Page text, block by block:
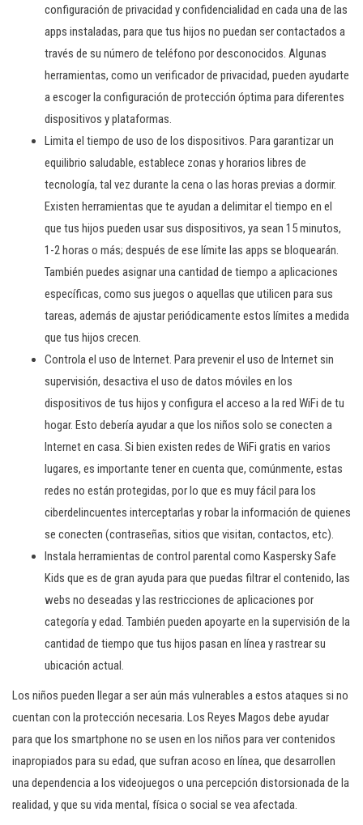
configuración de privacidad y confidencialidad en cada una de las
apps instaladas, para que tus hijos no puedan ser contactados a
través de su número de teléfono por desconocidos. Algunas
herramientas, como un verificador de privacidad, pueden ayudarte
a escoger la configuración de protección óptima para diferentes
dispositivos y plataformas.
Limita el tiempo de uso de los dispositivos. Para garantizar un
equilibrio saludable, establece zonas y horarios libres de
tecnología, tal vez durante la cena o las horas previas a dormir.
Existen herramientas que te ayudan a delimitar el tiempo en el
que tus hijos pueden usar sus dispositivos, ya sean 15 minutos,
1-2 horas o más; después de ese límite las apps se bloquearán.
También puedes asignar una cantidad de tiempo a aplicaciones
específicas, como sus juegos o aquellas que utilicen para sus
tareas, además de ajustar periódicamente estos límites a medida
que tus hijos crecen.
Controla el uso de Internet. Para prevenir el uso de Internet sin
supervisión, desactiva el uso de datos móviles en los
dispositivos de tus hijos y configura el acceso a la red WiFi de tu
hogar. Esto debería ayudar a que los niños solo se conecten a
Internet en casa. Si bien existen redes de WiFi gratis en varios
lugares, es importante tener en cuenta que, comúnmente, estas
redes no están protegidas, por lo que es muy fácil para los
ciberdelincuentes interceptarlas y robar la información de quienes
se conecten (contraseñas, sitios que visitan, contactos, etc).
Instala herramientas de control parental como Kaspersky Safe
Kids que es de gran ayuda para que puedas filtrar el contenido, las
webs no deseadas y las restricciones de aplicaciones por
categoría y edad. También pueden apoyarte en la supervisión de la
cantidad de tiempo que tus hijos pasan en línea y rastrear su
ubicación actual.
Los niños pueden llegar a ser aún más vulnerables a estos ataques si no
cuentan con la protección necesaria. Los Reyes Magos debe ayudar
para que los smartphone no se usen en los niños para ver contenidos
inapropiados para su edad, que sufran acoso en línea, que desarrollen
una dependencia a los videojuegos o una percepción distorsionada de la
realidad, y que su vida mental, física o social se vea afectada.